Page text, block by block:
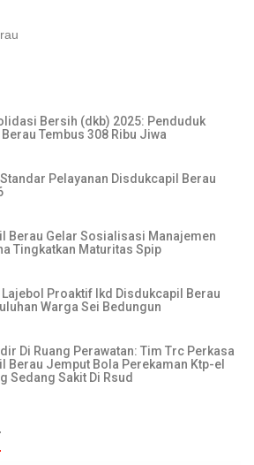
Bersih (dkb) 2025: Penduduk
Tembus 308 Ribu Jiwa
Pelayanan Disdukcapil Berau
Berau Gelar Sosialisasi Manajemen
Tingkatkan Maturitas Spip
Lajebol Proaktif Ikd Disdukcapil Berau
Warga Sei Bedungun
Di Ruang Perawatan: Tim Trc Perkasa
Berau Jemput Bola Perekaman Ktp-el
Sedang Sakit Di Rsud